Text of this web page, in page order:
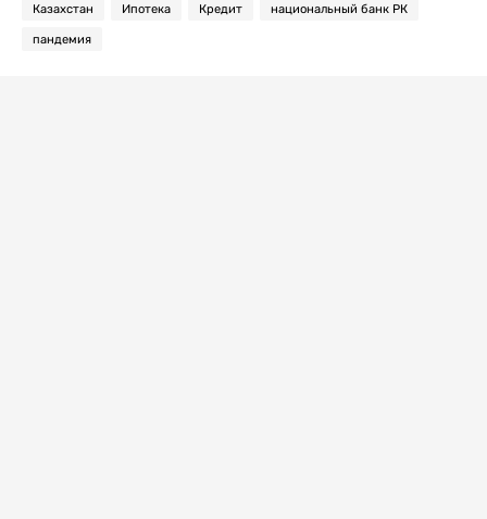
Казахстан Ипотека Кредит национальный банк РК
пандемия